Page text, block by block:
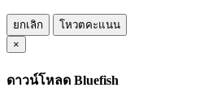
ยกเลิก
โหวตคะแนน
×
ดาวน์โหลด Bluefish